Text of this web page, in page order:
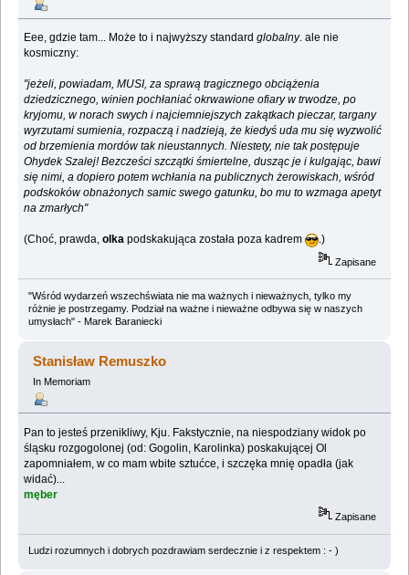
Eee, gdzie tam... Może to i najwyższy standardglobalny. ale nie
kosmiczny:
"jeżeli, powiadam, MUSI, za sprawą tragicznego obciążenia
dziedzicznego, winien pochłaniać okrwawione ofiary w trwodze, po
kryjomu, w norach swych i najciemniejszych zakątkach pieczar, targany
wyrzutami sumienia, rozpaczą i nadzieją, że kiedyś uda mu się wyzwolić
od brzemienia mordów tak nieustannych. Niestety, nie tak postępuje
Ohydek Szalej! Bezcześci szczątki śmiertelne, dusząc je i kulgając, bawi
się nimi, a dopiero potem wchłania na publicznych żerowiskach, wśród
podskoków obnażonych samic swego gatunku, bo mu to wzmaga apetyt
na zmarłych"
(Choć, prawda,olka podskakująca została poza kadrem .)
Zapisane
"Wśród wydarzeń wszechświata nie ma ważnych i nieważnych, tylko my
różnie je postrzegamy. Podział na ważne i nieważne odbywa się w naszych
umysłach" - Marek Baraniecki
Stanisław Remuszko
In Memoriam
Pan to jesteś przenikliwy, Kju. Fakstycznie, na niespodziany widok po
śląsku rozgogolonej (od: Gogolin, Karolinka) poskakującej Ol
zapomniałem, w co mam wbite sztućce, i szczęka mnię opadła (jak
widać)...
męber
Zapisane
Ludzi rozumnych i dobrych pozdrawiam serdecznie i z respektem : - )